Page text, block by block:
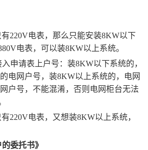
220V电表，那么只能安装8KW以下
电表，可以装8KW以上系统。
申请表上户号：装8KW以下系统的，
电网户号，装8KW以上系统的，电网
户号，不能混淆，否则电网柜台无法
220V电表，又想装8KW以上系统，
委托书》